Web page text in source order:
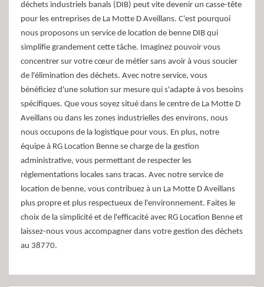
déchets industriels banals (DIB) peut vite devenir un casse-tête
pour les entreprises de La Motte D Aveillans. C'est pourquoi
nous proposons un service de location de benne DIB qui
simplifie grandement cette tâche. Imaginez pouvoir vous
concentrer sur votre cœur de métier sans avoir à vous soucier
de l'élimination des déchets. Avec notre service, vous
bénéficiez d'une solution sur mesure qui s'adapte à vos besoins
spécifiques. Que vous soyez situé dans le centre de La Motte D
Aveillans ou dans les zones industrielles des environs, nous
nous occupons de la logistique pour vous. En plus, notre
équipe à RG Location Benne se charge de la gestion
administrative, vous permettant de respecter les
réglementations locales sans tracas. Avec notre service de
location de benne, vous contribuez à un La Motte D Aveillans
plus propre et plus respectueux de l'environnement. Faites le
choix de la simplicité et de l'efficacité avec RG Location Benne et
laissez-nous vous accompagner dans votre gestion des déchets
au 38770.